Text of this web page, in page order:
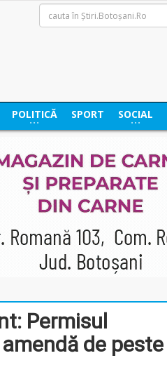
POLITICĂ SPORT SOCIAL
Permisul
de peste